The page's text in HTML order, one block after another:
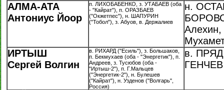
АЛМА-АТА
Антониус Йоор
п. ЛИХОБАБЕНКО, з. УТАБАЕВ (оба
- "Кайрат"), п. ОРАЗБАЕВ
("Окжетпес"), н. ШАПУРИН
("Тобол"), з. Абуов, в. Держалиев
н.
Алехин,
ИРТЫШ
Сергей Волгин
в. РИХАРД ("Есиль"), з. Большаков,
п. Бекмухаев (оба - "Энергетик"), п.
Андреев, з. Тусюбов (оба -
"Иртыш-2"), п. Г.Мальцев
("Энергетик-2"), н. Булешев
("Кайрат"), н. Узденов ("Волгарь",
Россия)
в.
ГЕНЧЕВ